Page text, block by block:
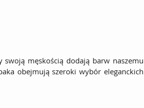
swoją męskością dodają barw naszemu
obejmują szeroki wybór eleganckich